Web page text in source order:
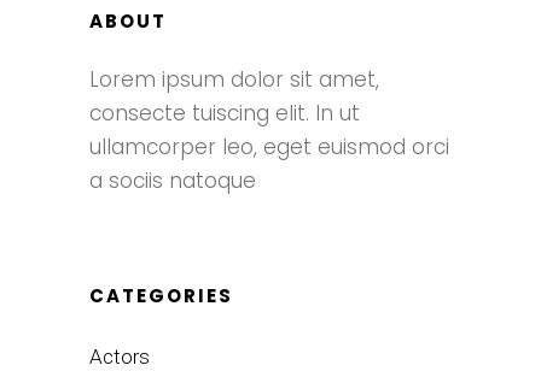
ABOUT
Lorem ipsum dolor sit amet,
consecte tuiscing elit. In ut
ullamcorper leo, eget euismod orci
a sociis natoque
CATEGORIES
Actors